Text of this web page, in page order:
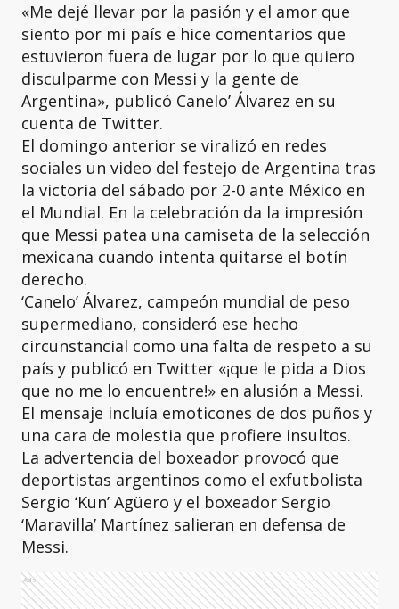
«Me dejé llevar por la pasión y el amor que
siento por mi país e hice comentarios que
estuvieron fuera de lugar por lo que quiero
disculparme con Messi y la gente de
Argentina», publicó Canelo’ Álvarez en su
cuenta de Twitter.
El domingo anterior se viralizó en redes
sociales un video del festejo de Argentina tras
la victoria del sábado por 2-0 ante México en
el Mundial. En la celebración da la impresión
que Messi patea una camiseta de la selección
mexicana cuando intenta quitarse el botín
derecho.
‘Canelo’ Álvarez, campeón mundial de peso
supermediano, consideró ese hecho
circunstancial como una falta de respeto a su
país y publicó en Twitter «¡que le pida a Dios
que no me lo encuentre!» en alusión a Messi.
El mensaje incluía emoticones de dos puños y
una cara de molestia que profiere insultos.
La advertencia del boxeador provocó que
deportistas argentinos como el exfutbolista
Sergio ‘Kun’ Agüero y el boxeador Sergio
‘Maravilla’ Martínez salieran en defensa de
Messi.
Ads